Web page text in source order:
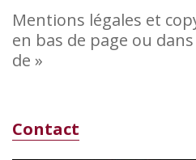
Mentions légales et
en bas de page ou
de »
Contact